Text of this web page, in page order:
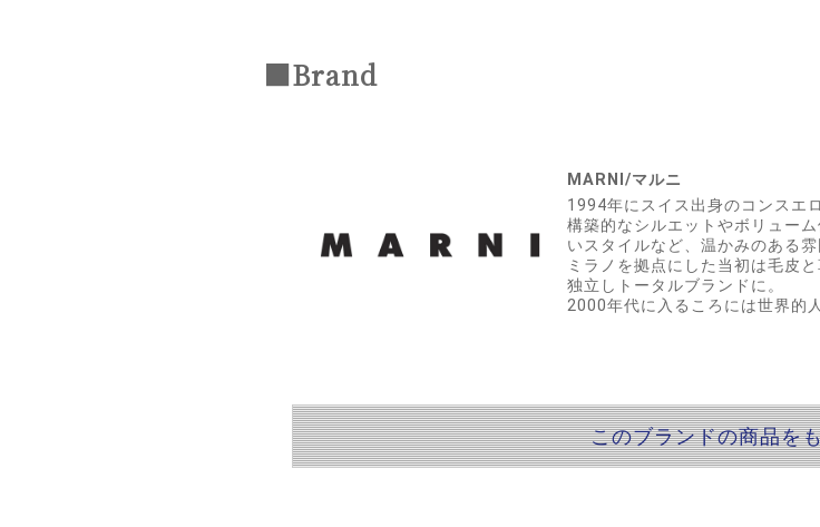
■Brand
MARNI/マルニ
1994年にスイス出身のコンスエ
構築的なシルエットやボリュー
いスタイルなど、温かみのある雰
ミラノを拠点にした当初は毛皮
独立しトータルブランドに。
2000年代に入るころには世界的
このブランドの商品を